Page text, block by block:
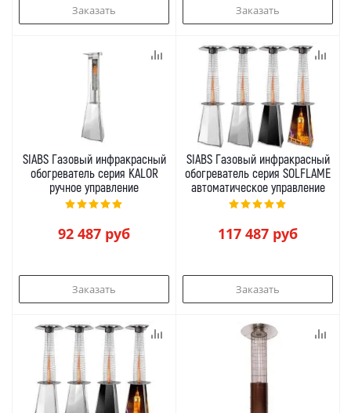
Заказать Заказать
SIABS Газовый инфракрасный
обогреватель серия KALOR
ручное управление
92 487 руб
Заказать
SIABS Газовый инфракрасный
обогреватель серия SOLFLAME
автоматическое управление
117 487 руб
Заказать